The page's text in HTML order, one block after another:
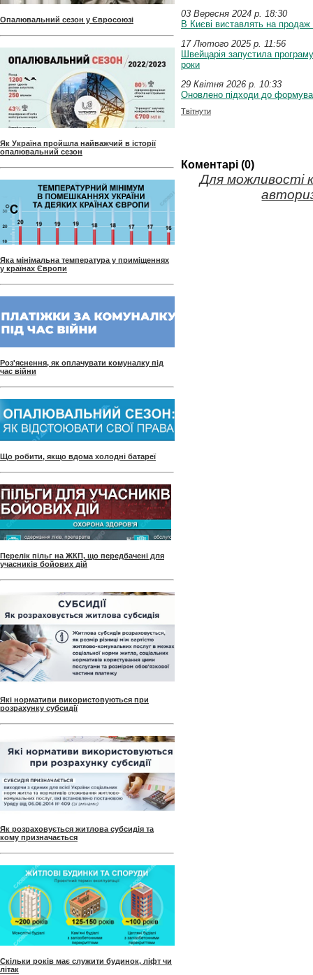
Опалювальний сезон у Євросоюзі
Як Україна пройшла найважчий в історії
опалювальний сезон
Яка мінімальна температура у приміщеннях
у країнах Європи
Роз'яснення, як оплачувати комуналку під
час війни
Що робити, якщо вдома холодні батареї
Перелік пільг на ЖКП, що передбачені для
учасників бойових дій
Які нормативи використовуються при
розрахунку субсидії
Як розраховується житлова субсидія та
кому призначається
Скільки років має служити будинок, ліфт чи
літак
03 Вересня 2024 p. 18:30
В Києві виставлять на
17 Лютого 2025 p. 11:56
Швейцарія запустила
роки
29 Квітня 2026 p. 10:33
Оновлено підходи до
Твітнути
Коментарі (0)
Для можливості